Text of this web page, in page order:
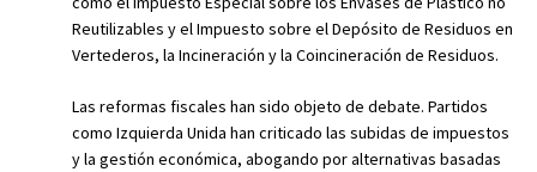
Reutilizables y el Impuesto sobre el Depósito de Residuos en
Vertederos, la Incineración y la Coincineración de Residuos.
Las reformas fiscales han sido objeto de debate. Partidos
como Izquierda Unida han criticado las subidas de impuestos
y la gestión económica, abogando por alternativas basadas